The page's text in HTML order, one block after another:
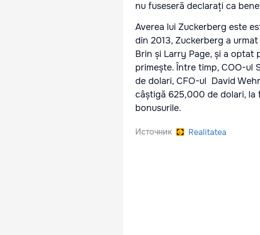
nu fuseseră declarați ca
Averea lui Zuckerberg este
din 2013, Zuckerberg a
Brin și Larry Page, și a optat
primește. Între timp, COO-ul
de dolari, CFO-ul David
câștigă 625,000 de dolari, la
bonusurile.
Источник Realitatea